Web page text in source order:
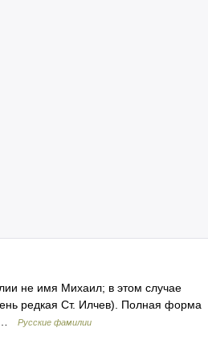
не имя Михаил; в этом случае
редкая Ст. Илчев). Полная форма
…
Русские фамилии